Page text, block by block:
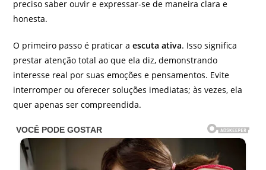
preciso saber ouvir e expressar-se de maneira clara e
honesta.
O primeiro passo é praticar aescuta ativa. Isso significa
prestar atenção total ao que ela diz, demonstrando
interesse real por suas emoções e pensamentos. Evite
interromper ou oferecer soluções imediatas; às vezes, ela
quer apenas ser compreendida.